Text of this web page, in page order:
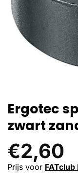
Ergotec
zwart
€2,60
Prijs voor FATclub